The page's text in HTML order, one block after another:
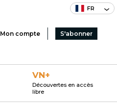
FR
Mon compte S'abonner
VN+
Découvertes en accès
libre